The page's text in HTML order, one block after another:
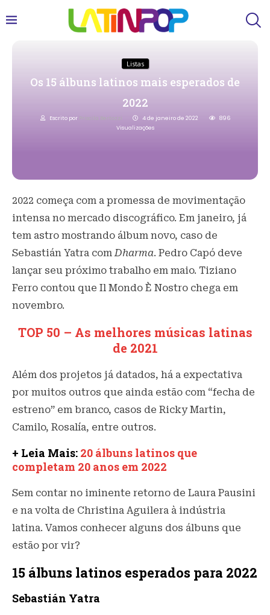
Listas
Os 15 álbuns latinos mais esperados de
2022
Escrito por Priscila Bertozzi 4 de janeiro de 2022
896
Visualizações
2022 começa com a promessa de movimentação
intensa no mercado discográfico. Em janeiro, já
tem astro mostrando álbum novo, caso de
Sebastián Yatra comDharma. Pedro Capó deve
lançar seu próximo trabalho em maio. Tiziano
Ferro contou que Il Mondo È Nostro chega em
novembro.
TOP 50 – As melhores músicas latinas
de 2021
Além dos projetos já datados, há a expectativa
por muitos outros que ainda estão com “fecha de
estreno” em branco, casos de Ricky Martin,
Camilo, Rosalía, entre outros.
+ Leia Mais: 20 álbuns latinos que
completam 20 anos em 2022
Sem contar no iminente retorno de Laura Pausini
e na volta de Christina Aguilera à indústria
latina. Vamos conhecer alguns dos álbuns que
estão por vir?
15 álbuns latinos esperados para 2022
Sebastián Yatra